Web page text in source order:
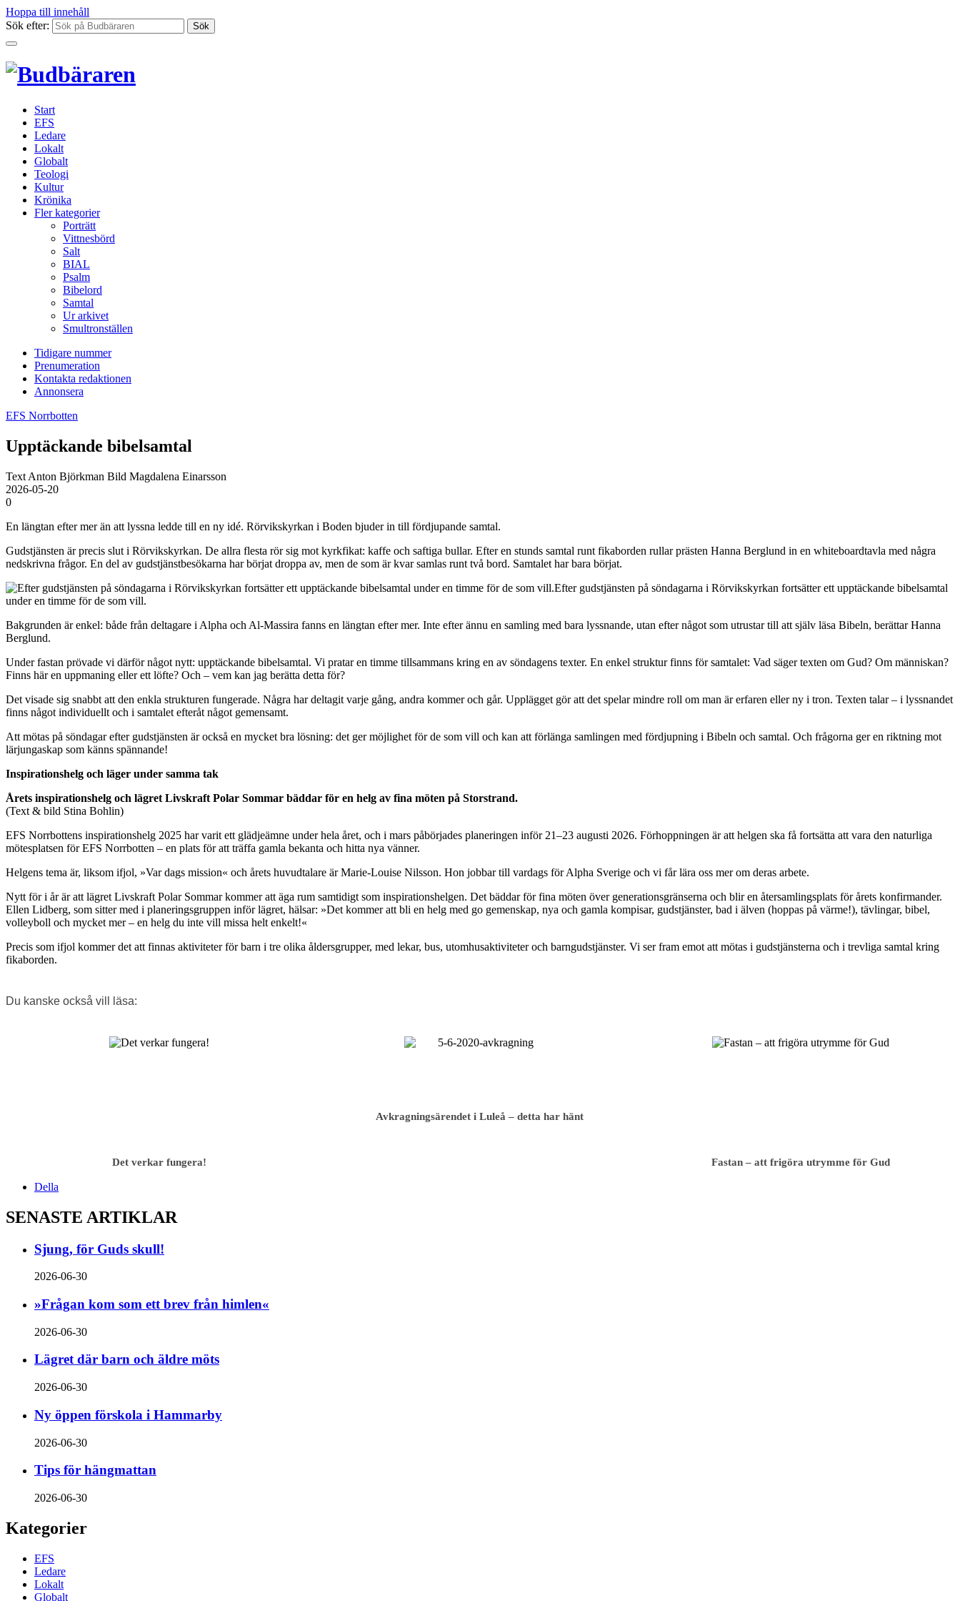
Hoppa till innehåll
Sök efter:
Start
EFS
Ledare
Lokalt
Globalt
Teologi
Kultur
Krönika
Fler kategorier
Porträtt
Vittnesbörd
Salt
BIAL
Psalm
Bibelord
Samtal
Ur arkivet
Smultronställen
Tidigare nummer
Prenumeration
Kontakta redaktionen
Annonsera
EFS Norrbotten
Upptäckande bibel­samtal
Text Anton Björkman Bild Magdalena Einarsson
2026-05-20
0
En längtan efter mer än att lyssna ledde till en ny idé. Rörviks­kyrkan i Boden bjuder in till fördjupande samtal.
Gudstjänsten är precis slut i Rörviks­kyrkan. De allra flesta rör sig mot kyrkfikat: kaffe och saftiga bullar. Efter en stunds samtal runt fikaborden rullar prästen Hanna Berglund in en whiteboardtavla med några
nedskrivna frågor. En del av gudstjänstbesökarna har börjat droppa av, men de som är kvar samlas runt två bord. Samtalet har bara börjat.
Efter gudstjänsten på söndagarna i Rörviks­kyrkan fortsätter ett upptäckande bibelsamtal
under en timme för de som vill.
Bakgrunden är enkel: både från deltagare i Alpha och Al-Massira fanns en längtan efter mer. Inte efter ännu en samling med bara lyssnande, utan efter något som utrustar till att själv läsa Bibeln, berättar Hanna
Berglund.
Under fastan prövade vi därför något nytt: upptäckande bibelsamtal. Vi pratar en timme tillsammans kring en av söndagens texter. En enkel struktur finns för samtalet: Vad säger texten om Gud? Om människan?
Finns här en uppmaning eller ett löfte? Och – vem kan jag berätta detta för?
Det visade sig snabbt att den enkla strukturen fungerade. Några har deltagit varje gång, andra kommer och går. Upplägget gör att det spelar mindre roll om man är erfaren eller ny i tron. Texten talar – i lyssnandet
finns något individuellt och i samtalet efteråt något gemensamt.
Att mötas på söndagar efter gudstjänsten är också en mycket bra lösning: det ger möjlighet för de som vill och kan att förlänga samlingen med fördjupning i Bibeln och samtal. Och frågorna ger en riktning mot
lärjungaskap som känns spännande!
Inspirationshelg och läger under samma tak
Årets inspirationshelg och lägret Livskraft Polar Sommar bäddar för en helg av fina möten på Storstrand.
(Text & bild Stina Bohlin)
EFS Norrbottens inspirationshelg 2025 har varit ett glädjeämne under hela året, och i mars påbörjades planeringen inför 21–23 augusti 2026. Förhoppningen är att helgen ska få fortsätta att vara den naturliga
mötesplatsen för EFS Norrbotten – en plats för att träffa gamla bekanta och hitta nya vänner.
Helgens tema är, liksom ifjol, »Var dags mission« och årets huvudtalare är Marie-Louise Nilsson. Hon jobbar till vardags för Alpha Sverige och vi får lära oss mer om deras arbete.
Nytt för i år är att lägret Livskraft Polar Sommar kommer att äga rum samtidigt som inspirationshelgen. Det bäddar för fina möten över generationsgränserna och blir en återsamlingsplats för årets konfirmander.
Ellen Lidberg, som sitter med i planeringsgruppen inför lägret, hälsar: »Det kommer att bli en helg med go gemenskap, nya och gamla kompisar, gudstjänster, bad i älven (hoppas på värme!), tävlingar, bibel,
volleyboll och mycket mer – en helg du inte vill missa helt enkelt!«
Precis som ifjol kommer det att finnas aktiviteter för barn i tre olika åldersgrupper, med lekar, bus, utomhusaktiviteter och barngudstjänster. Vi ser fram emot att mötas i gudstjänsterna och i trevliga samtal kring
fikaborden.
Du kanske också vill läsa:
Det verkar fungera!
Avkragnings­ärendet i Luleå – detta har hänt
Fastan – att frigöra utrymme för Gud
Della
SENASTE ARTIKLAR
Sjung, för Guds skull!
2026-06-30
»Frågan kom som ett brev från himlen«
2026-06-30
Lägret där barn och äldre möts
2026-06-30
Ny öppen förskola i Hammarby
2026-06-30
Tips för hängmattan
2026-06-30
Kategorier
EFS
Ledare
Lokalt
Globalt